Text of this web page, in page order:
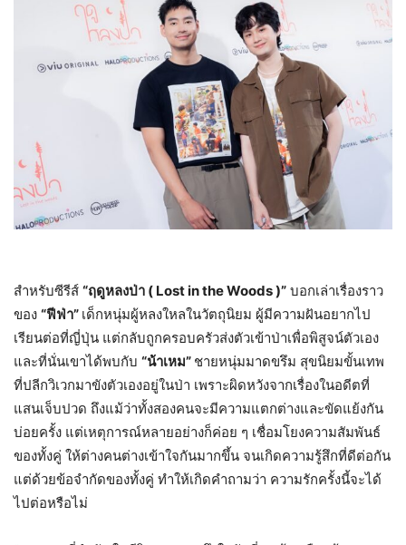
สำหรับซีรีส์ “ฤดูหลงป่า ( Lost in the Woods )” บอกเล่าเรื่องราว
ของ “ฟีฟ่า” เด็กหนุ่มผู้หลงใหลในวัตถุนิยม ผู้มีความฝันอยากไป
เรียนต่อที่ญี่ปุ่น แต่กลับถูกครอบครัวส่งตัวเข้าป่าเพื่อพิสูจน์ตัวเอง
และที่นั่นเขาได้พบกับ “น้าเหม” ชายหนุ่มมาดขรึม สุขนิยมขั้นเทพ
ที่ปลีกวิเวกมาขังตัวเองอยู่ในป่า เพราะผิดหวังจากเรื่องในอดีตที่
แสนเจ็บปวด ถึงแม้ว่าทั้งสองคนจะมีความแตกต่างและขัดแย้งกัน
บ่อยครั้ง แต่เหตุการณ์หลายอย่างก็ค่อย ๆ เชื่อมโยงความสัมพันธ์
ของทั้งคู่ ให้ต่างคนต่างเข้าใจกันมากขึ้น จนเกิดความรู้สึกที่ดีต่อกัน
แต่ด้วยข้อจำกัดของทั้งคู่ ทำให้เกิดคำถามว่า ความรักครั้งนี้จะได้
ไปต่อหรือไม่